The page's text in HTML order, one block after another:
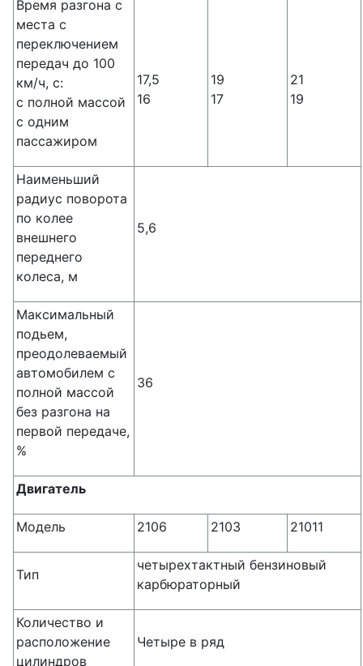
Время разгона с
места с
переключением
передач до 100
км/ч, с:
с полной массой
с одним
пассажиром
17,5
16
19
17
21
19
Наименьший
радиус поворота
по колее
внешнего
переднего
колеса, м
5,6
Максимальный
подьем,
преодолеваемый
автомобилем с
полной массой
без разгона на
первой передаче,
%
36
Двигатель
Модель 2106 2103 21011
Тип
четырехтактный бензиновый
карбюраторный
Количество и
расположение
цилиндров
Четыре в ряд